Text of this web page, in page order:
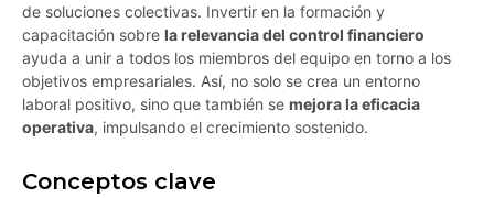
de soluciones colectivas. Invertir en la formación y
capacitación sobre la relevancia del control financiero
ayuda a unir a todos los miembros del equipo en torno a los
objetivos empresariales. Así, no solo se crea un entorno
laboral positivo, sino que también se mejora la eficacia
operativa, impulsando el crecimiento sostenido.
Conceptos clave